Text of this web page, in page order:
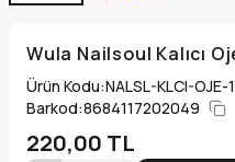
Wula Nailsoul Kalıcı
Ürün Kodu:NALSL-KLCI-
Barkod:8684117202049
220,00 TL